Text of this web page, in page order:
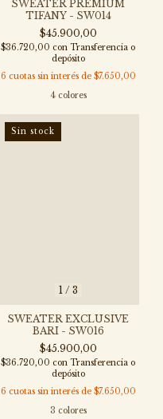
SWEATER PREMIUM
TIFANY - SW014
$45.900,00
$36.720,00 con Transferencia o
depósito
6 cuotas sin interés de $7.650,00
4 colores
1 / 3
Sin stock
SWEATER EXCLUSIVE
BARI - SW016
$45.900,00
$36.720,00 con Transferencia o
depósito
6 cuotas sin interés de $7.650,00
3 colores